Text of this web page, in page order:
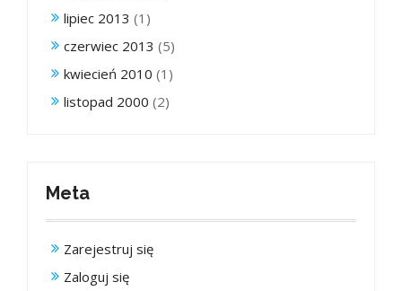
lipiec 2013 (1)
czerwiec 2013 (5)
kwiecień 2010 (1)
listopad 2000 (2)
Meta
Zarejestruj się
Zaloguj się